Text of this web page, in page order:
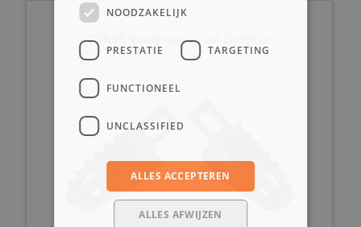
(11A5f) Voetsteunen set Dirtbike
NOODZAKELIJK
PRESTATIE TARGETING
FUNCTIONEEL
UNCLASSIFIED
ALLES ACCEPTEREN
ALLES AFWIJZEN